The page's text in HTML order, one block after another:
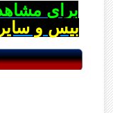
برای
بیس و